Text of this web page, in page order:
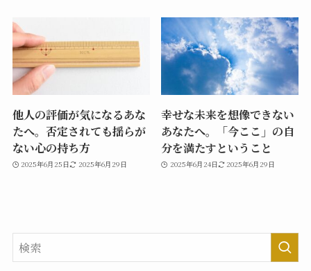
他人の評価が気になるあな
たへ。否定されても揺らが
ない心の持ち方
2025年6月25日 2025年6月29日
幸せな未来を想像できない
あなたへ。「今ここ」の自
分を満たすということ
2025年6月24日 2025年6月29日